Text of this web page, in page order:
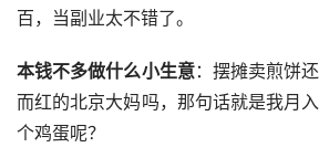
百，当副业太不错了。
本钱不多做什么小生意：摆摊卖煎饼
而红的北京大妈吗，那句话就是我月
个鸡蛋呢？